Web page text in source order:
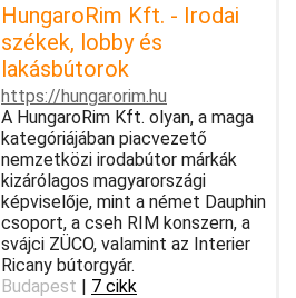
HungaroRim Kft. - Irodai
székek, lobby és
lakásbútorok
https://hungarorim.hu
A HungaroRim Kft. olyan, a maga
kategóriájában piacvezető
nemzetközi irodabútor márkák
kizárólagos magyarországi
képviselője, mint a német Dauphin
csoport, a cseh RIM konszern, a
svájci ZÜCO, valamint az Interier
Ricany bútorgyár.
Budapest | 7 cikk